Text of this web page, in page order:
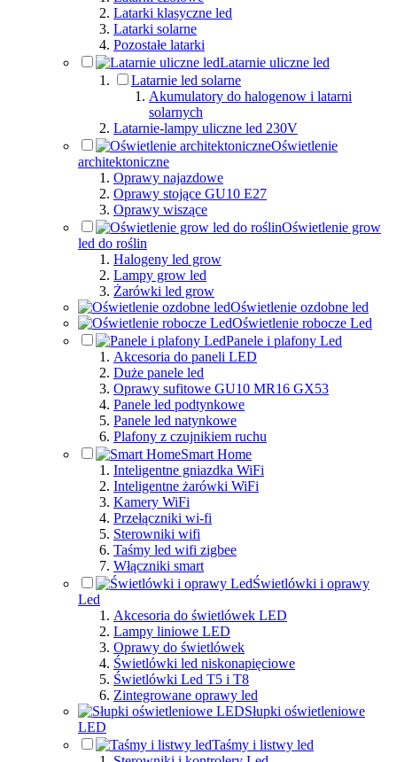
Latarki klasyczne led
Latarki solarne
Pozostałe latarki
Latarnie uliczne led
Latarnie led solarne
Akumulatory do halogenow i latarni
solarnych
Latarnie-lampy uliczne led 230V
Oświetlenie
architektoniczne
Oprawy najazdowe
Oprawy stojące GU10 E27
Oprawy wiszące
Oświetlenie grow
led do roślin
Halogeny led grow
Lampy grow led
Żarówki led grow
Oświetlenie ozdobne led
Oświetlenie robocze Led
Panele i plafony Led
Akcesoria do paneli LED
Duże panele led
Oprawy sufitowe GU10 MR16 GX53
Panele led podtynkowe
Panele led natynkowe
Plafony z czujnikiem ruchu
Smart Home
Inteligentne gniazdka WiFi
Inteligentne żarówki WiFi
Kamery WiFi
Przełączniki wi-fi
Sterowniki wifi
Taśmy led wifi zigbee
Włączniki smart
Świetlówki i oprawy
Led
Akcesoria do świetlówek LED
Lampy liniowe LED
Oprawy do świetlówek
Świetlówki led niskonapięciowe
Świetlówki Led T5 i T8
Zintegrowane oprawy led
Słupki oświetleniowe
LED
Taśmy i listwy led